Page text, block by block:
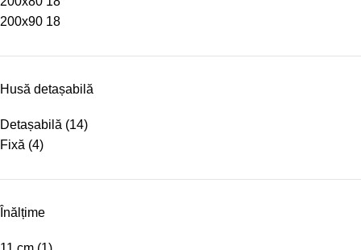
200x90 18
Husă detașabilă
Detașabilă (14)
Fixă (4)
Înălțime